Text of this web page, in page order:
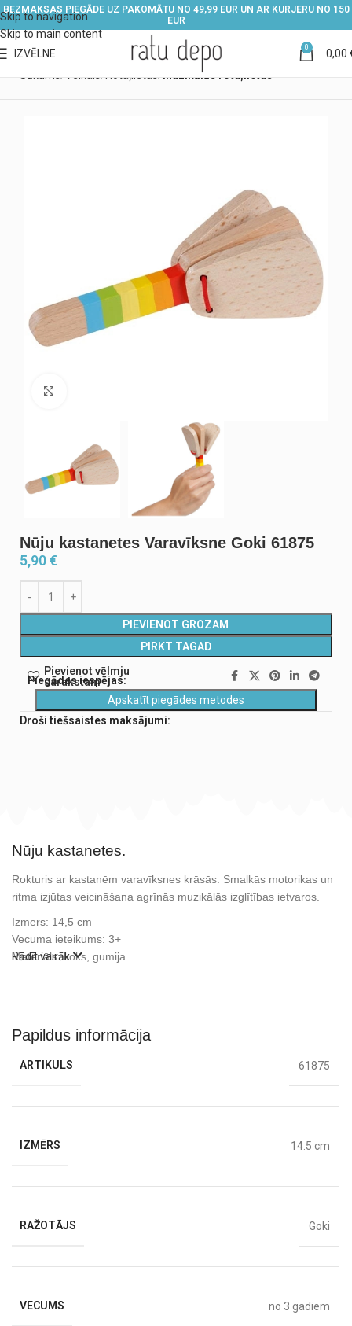
Skip to navigation
Skip to main content
BEZMAKSAS PIEGĀDE UZ PAKOMĀTU NO 49,99 EUR UN AR KURJERU NO 150
EUR
IZVĒLNE 0 0,00
Muzikālās rotaļlietas
Nūju kastanetes Varavīksne Goki 61875
5,90€
PIEVIENOT GROZAM
PIRKT TAGAD
Pievienot vēlmju
sarakstam
Piegādes iespējas:
Apskatīt piegādes metodes
Droši tiešsaistes maksājumi:
Nūju kastanetes.
Rokturis ar kastanēm varavīksnes krāsās. Smalkās motorikas un
ritma izjūtas veicināšana agrīnās muzikālās izglītības ietvaros.
Izmērs: 14,5 cm
Vecuma ieteikums: 3+
Materiāls: koks, gumija
Rādīt vairāk
Papildus informācija
ARTIKULS 61875
IZMĒRS 14.5 cm
RAŽOTĀJS Goki
VECUMS no 3 gadiem